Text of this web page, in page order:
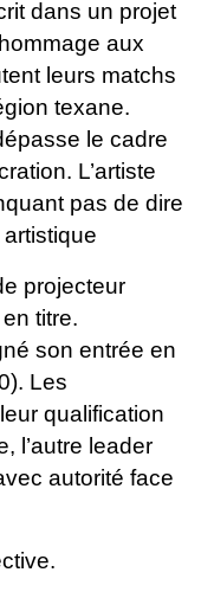
dans un projet
aux
leurs matchs
texane.
le cadre
L’artiste
pas de dire
projecteur
titre.
son entrée en
Les
qualification
l’autre leader
autorité face